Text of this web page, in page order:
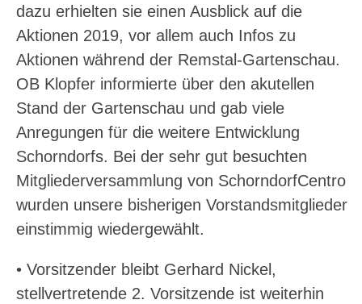
dazu erhielten sie einen Ausblick auf die
Aktionen 2019, vor allem auch Infos zu
Aktionen während der Remstal-Gartenschau.
OB Klopfer informierte über den akutellen
Stand der Gartenschau und gab viele
Anregungen für die weitere Entwicklung
Schorndorfs. Bei der sehr gut besuchten
Mitgliederversammlung von SchorndorfCentro
wurden unsere bisherigen Vorstandsmitglieder
einstimmig wiedergewählt.
• Vorsitzender bleibt Gerhard Nickel,
stellvertretende 2. Vorsitzende ist weiterhin